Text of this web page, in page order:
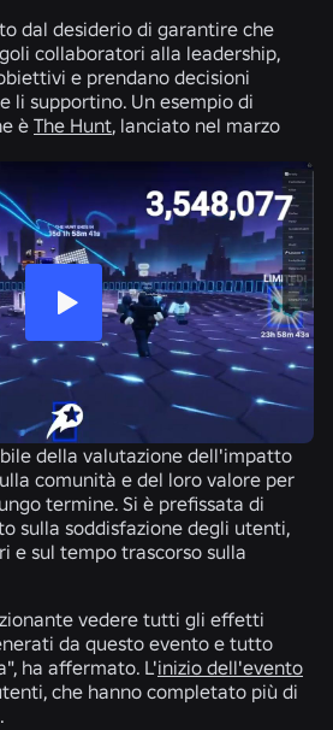
dal desiderio di garantire che
collaboratori alla leadership,
e prendano decisioni
li supportino. Un esempio di
è The Hunt, lanciato nel marzo
della valutazione dell'impatto
comunità e del loro valore per
termine. Si è prefissata di
sulla soddisfazione degli utenti,
e sul tempo trascorso sulla
vedere tutti gli effetti
da questo evento e tutto
ha affermato. L'inizio dell'evento
che hanno completato più di